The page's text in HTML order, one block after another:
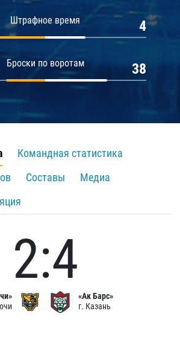
Штрафное время 4
Броски по воротам 38
Командная статистика
Составы
Медиа
2:4
«Ак Барс»
г. Казань